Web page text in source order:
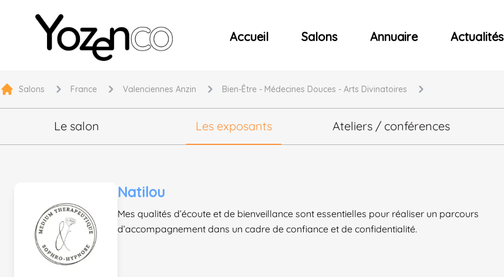
Yozenco - Organisateur de Salons, Evénements et Concerts
Accueil Salons Annuaire Actualités
Salons France Valenciennes Anzin Bien-Être - Médecines Douces - Arts Divinatoires
Le salon Les exposants Ateliers / conférences
Natilou
Mes qualités d’écoute et de bienveillance sont essentielles pour réaliser un parcours
d’accompagnement dans un cadre de confiance et de confidentialité.